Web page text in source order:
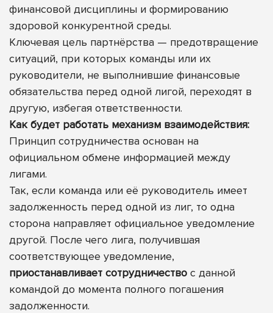
финансовой дисциплины и формированию
здоровой конкурентной среды.
Ключевая цель партнёрства — предотвращение
ситуаций, при которых команды или их
руководители, не выполнившие финансовые
обязательства перед одной лигой, переходят в
другую, избегая ответственности.
Как будет работать механизм взаимодействия:
Принцип сотрудничества основан на
официальном обмене информацией между
лигами.
Так, если команда или её руководитель имеет
задолженность перед одной из лиг, то одна
сторона направляет официальное уведомление
другой. После чего лига, получившая
соответствующее уведомление,
приостанавливает сотрудничество с данной
командой до момента полного погашения
задолженности.